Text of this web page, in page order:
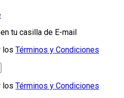
tu casilla de E-mail
los Términos y Condiciones
los Términos y Condiciones